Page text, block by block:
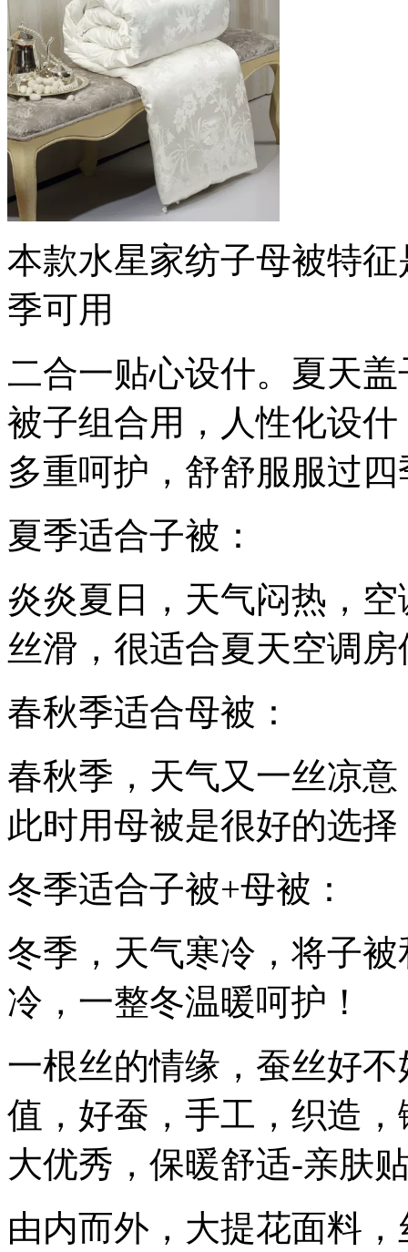
本款水星家纺子母被特
季可用
二合一贴心设什。夏天
被子组合用，人性化设
多重呵护，舒舒服服过
夏季适合子被：
炎炎夏日，天气闷热，
丝滑，很适合夏天空调
春秋季适合母被：
春秋季，天气又一丝凉
此时用母被是很好的选
冬季适合子被+母被：
冬季，天气寒冷，将子
冷，一整冬温暖呵护！
一根丝的情缘，蚕丝好
值，好蚕，手工，织造
大优秀，保暖舒适-亲肤
由内而外，大提花面料